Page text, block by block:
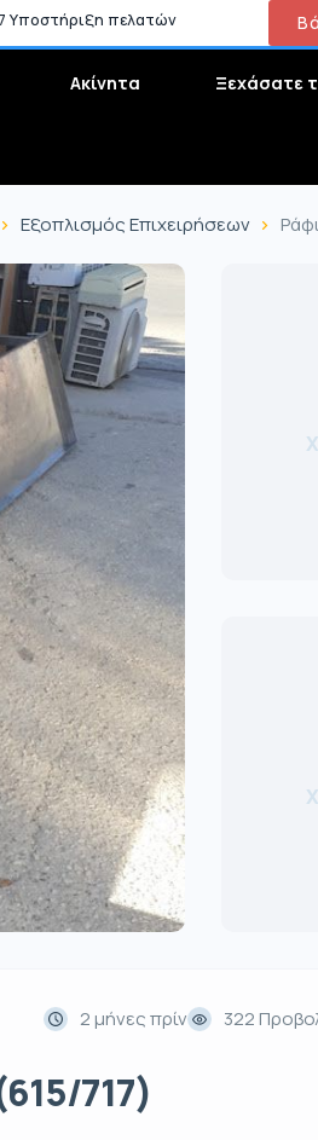
Υποστήριξη πελατών
Ακίνητα Ξεχάσατε
Εξοπλισμός Επιχειρήσεων
2 μήνες πρίν 322
717)